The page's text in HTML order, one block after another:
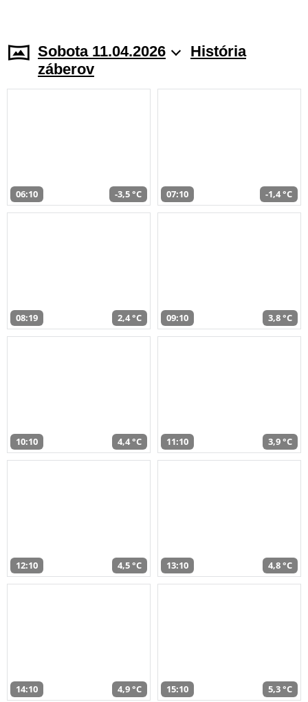
Sobota 11.04.2026
História
záberov
06:10 -3,5 °C 07:10 -1,4 °C
08:19 2,4 °C 09:10 3,8 °C
10:10 4,4 °C 11:10 3,9 °C
12:10 4,5 °C 13:10 4,8 °C
14:10 4,9 °C 15:10 5,3 °C